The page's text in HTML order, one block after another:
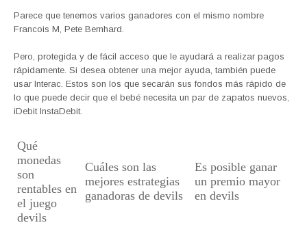
Parece que tenemos varios ganadores con el mismo nombre
Francois M, Pete Bernhard.
Pero, protegida y de fácil acceso que le ayudará a realizar pagos
rápidamente. Si desea obtener una mejor ayuda, también puede
usar Interac. Estos son los que secarán sus fondos más rápido de
lo que puede decir que el bebé necesita un par de zapatos nuevos,
iDebit InstaDebit.
Qué
monedas
son
rentables en
el juego
devils
Cuáles son las
mejores estrategias
ganadoras de devils
Es posible ganar
un premio mayor
en devils